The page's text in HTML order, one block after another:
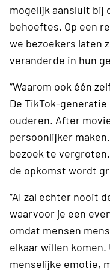
mogelijk aansluit bij
behoeftes. Op een
we bezoekers laten
veranderde in hun
“Waarom ook één
De TikTok-
ouderen. After
persoonlijker
bezoek te
de opkomst wordt
“AI zal echter nooit
waarvoor je een
omdat mensen
elkaar willen
menselijke emotie,